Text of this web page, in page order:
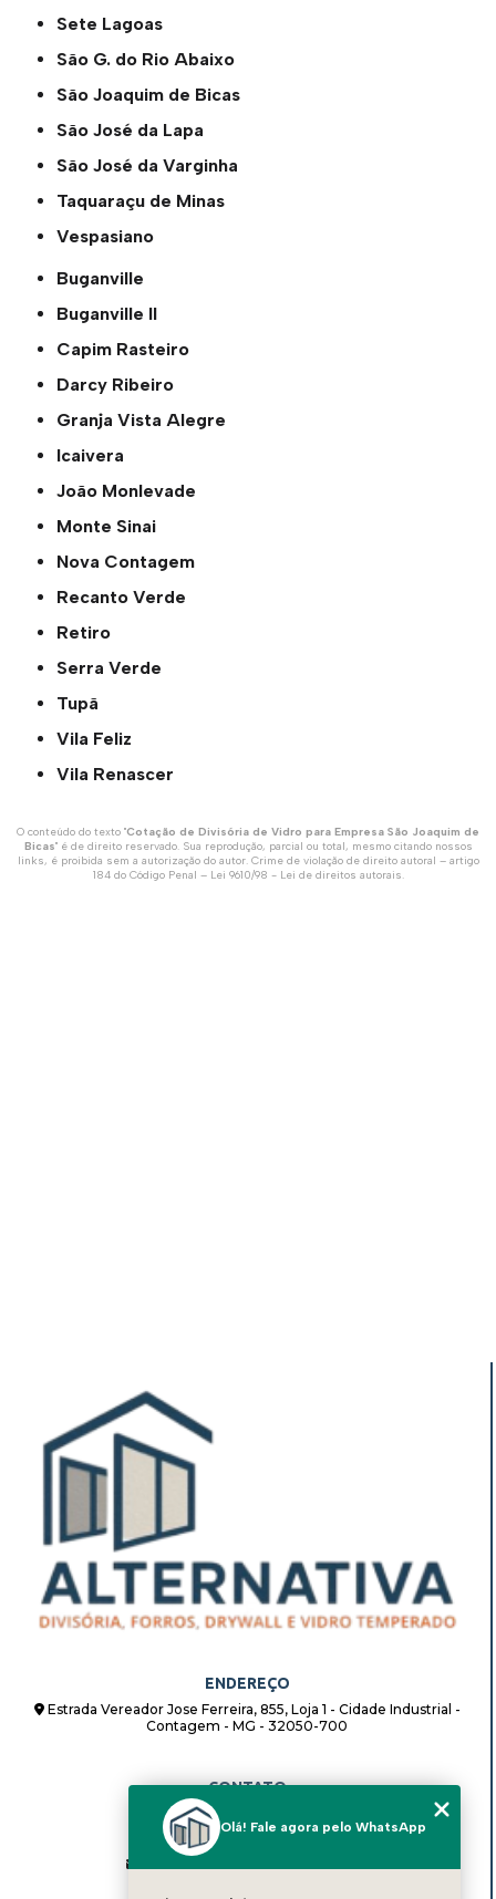
Sete Lagoas
São G. do Rio Abaixo
São Joaquim de Bicas
São José da Lapa
São José da Varginha
Taquaraçu de Minas
Vespasiano
Buganville
Buganville ll
Capim Rasteiro
Darcy Ribeiro
Granja Vista Alegre
Icaivera
João Monlevade
Monte Sinai
Nova Contagem
Recanto Verde
Retiro
Serra Verde
Tupã
Vila Feliz
Vila Renascer
O conteúdo do texto "Cotação de Divisória de Vidro para Empresa São Joaquim de
Bicas" é de direito reservado. Sua reprodução, parcial ou total, mesmo citando nossos
links, é proibida sem a autorização do autor. Crime de violação de direito autoral – artigo
184 do Código Penal – Lei 9610/98 - Lei de direitos autorais.
ENDEREÇO
Estrada Vereador Jose Ferreira, 855, Loja 1 - Cidade Industrial -
Contagem - MG - 32050-700
CONTATO
(31) 98862-8408
(31) 98862-8408
Olá! Fale agora pelo WhatsApp